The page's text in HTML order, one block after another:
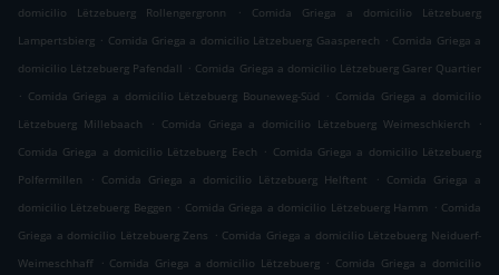
domicilio Lëtzebuerg Rollengergronn
.
Comida Griega a domicilio Lëtzebuerg
Lampertsbierg . Comida Griega a domicilio Lëtzebuerg Gaasperech . Comida Griega a
domicilio Lëtzebuerg Pafendall . Comida Griega a domicilio Lëtzebuerg Garer Quartier
. Comida Griega a domicilio Lëtzebuerg Bouneweg-Süd . Comida Griega a domicilio
Lëtzebuerg Millebaach
. Comida Griega a domicilio Lëtzebuerg Weimeschkierch
.
Comida Griega a domicilio Lëtzebuerg Eech . Comida Griega a domicilio Lëtzebuerg
Polfermillen
. Comida Griega a domicilio Lëtzebuerg Helftent . Comida Griega a
domicilio Lëtzebuerg Beggen . Comida Griega a domicilio Lëtzebuerg Hamm . Comida
Griega a domicilio Lëtzebuerg Zens . Comida Griega a domicilio Lëtzebuerg Neiduerf-
Weimeschhaff . Comida Griega a domicilio Lëtzebuerg . Comida Griega a domicilio